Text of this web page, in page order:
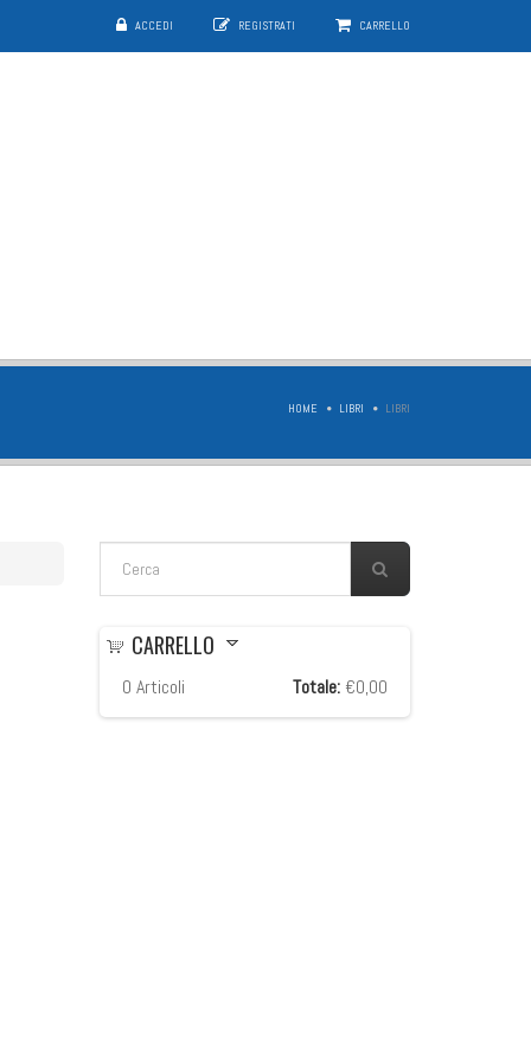
ACCEDI REGISTRATI CARRELLO
HOME LIBRI LIBRI
FORM DI RICERCA
CARRELLO
0 Articoli Totale: €0,00